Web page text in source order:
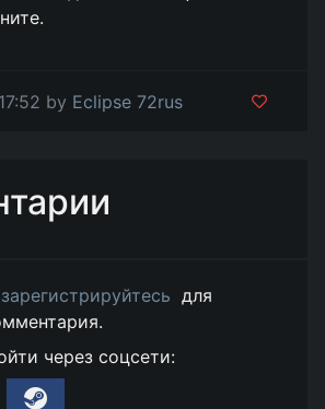
by Eclipse 72rus
зарегистрируйтесь для
через соцсети: